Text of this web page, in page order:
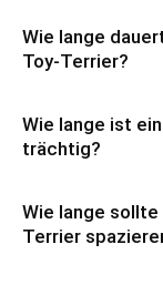
Wie lange
Toy-Terrier?
Wie lange ist
trächtig?
Wie lange sollte
Terrier